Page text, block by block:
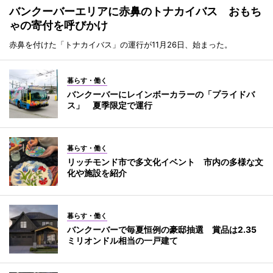
バンクーバーエリアに赤鼻のトナカイバス おもち
ゃの寄付を呼びかけ
赤鼻を付けた「トナカイバス」の運行が11月26日、始まった。
暮らす・働く
バンクーバーにレインボーカラーの「プライドバ
ス」 夏季限定で運行
暮らす・働く
リッチモンド市で多文化イベント 市内の多様な文
化や施設を紹介
暮らす・働く
バンクーバーで毎夏恒例の豪邸抽選 賞品は2.35
ミリオンドル相当の一戸建て